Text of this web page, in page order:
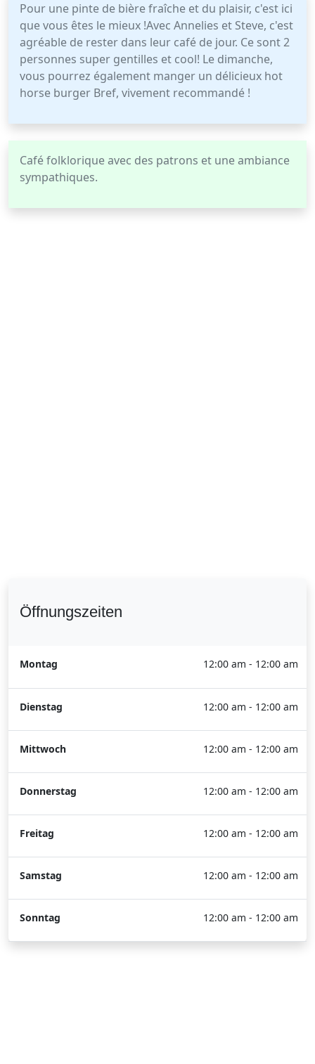
Pour une pinte de bière fraîche et du plaisir, c'est ici
que vous êtes le mieux !Avec Annelies et Steve, c'est
agréable de rester dans leur café de jour. Ce sont 2
personnes super gentilles et cool! Le dimanche,
vous pourrez également manger un délicieux hot
horse burger Bref, vivement recommandé !
Café folklorique avec des patrons et une ambiance
sympathiques.
Öffnungszeiten
Montag 12:00 am - 12:00 am
Dienstag 12:00 am - 12:00 am
Mittwoch 12:00 am - 12:00 am
Donnerstag 12:00 am - 12:00 am
Freitag 12:00 am - 12:00 am
Samstag 12:00 am - 12:00 am
Sonntag 12:00 am - 12:00 am